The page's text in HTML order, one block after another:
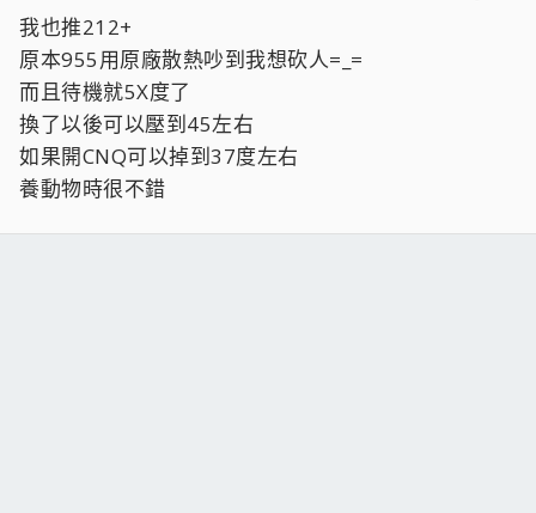
我也推212+
原本955用原廠散熱吵到我想砍人=_=
而且待機就5X度了
換了以後可以壓到45左右
如果開CNQ可以掉到37度左右
養動物時很不錯